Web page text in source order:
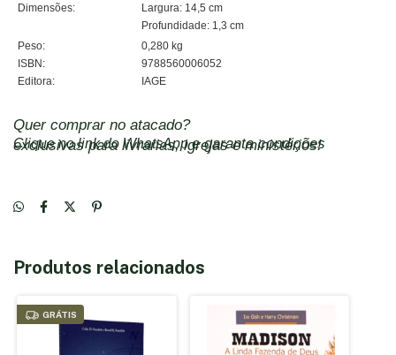
Dimensões:
Largura: 14,5 cm
Profundidade: 1,3 cm
Peso:
0,280 kg
ISBN:
9788560006052
Editora:
IAGE
Quer comprar no atacado?
Clique no link do WhatsApp
e garanta condições exclusivas para livrarias, igrejas e ministérios!
Produtos relacionados
GRÁTIS